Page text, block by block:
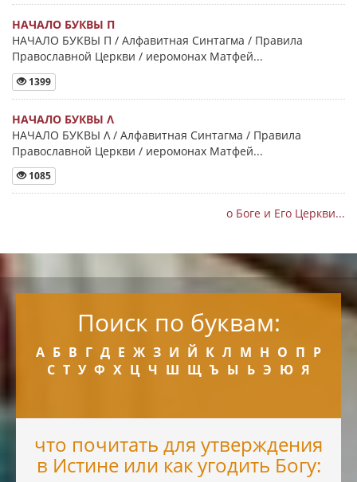
НАЧАЛО БУКВЫ Π
НАЧАЛО БУКВЫ Π / Алфавитная Синтагма / Правила
Православной Церкви / иеромонах Матфей...
1399
НАЧАЛО БУКВЫ Λ
НАЧАЛО БУКВЫ Λ / Алфавитная Синтагма / Правила
Православной Церкви / иеромонах Матфей...
1085
о Боге и Его Церкви...
Поиск по буквам:
А Б В Г Д Е Ж З И Й К Л М Н О П Р
С Т У Ф Х Ц Ч Ш Щ Ъ Ы Ь Э Ю Я
что почитать для утверждения
в Истине или как угодить Богу: